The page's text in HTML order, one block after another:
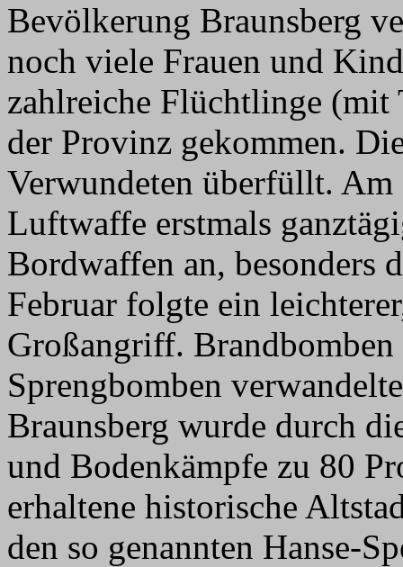
Bevölkerung Braunsberg
noch viele Frauen und
zahlreiche Flüchtlinge (mit
der Provinz gekommen.
Verwundeten überfüllt.
Luftwaffe erstmals
Bordwaffen an, besonders
Februar folgte ein
Großangriff.
Sprengbomben
Braunsberg wurde durch
und Bodenkämpfe zu 80
erhaltene historische
den so genannten Hanse-